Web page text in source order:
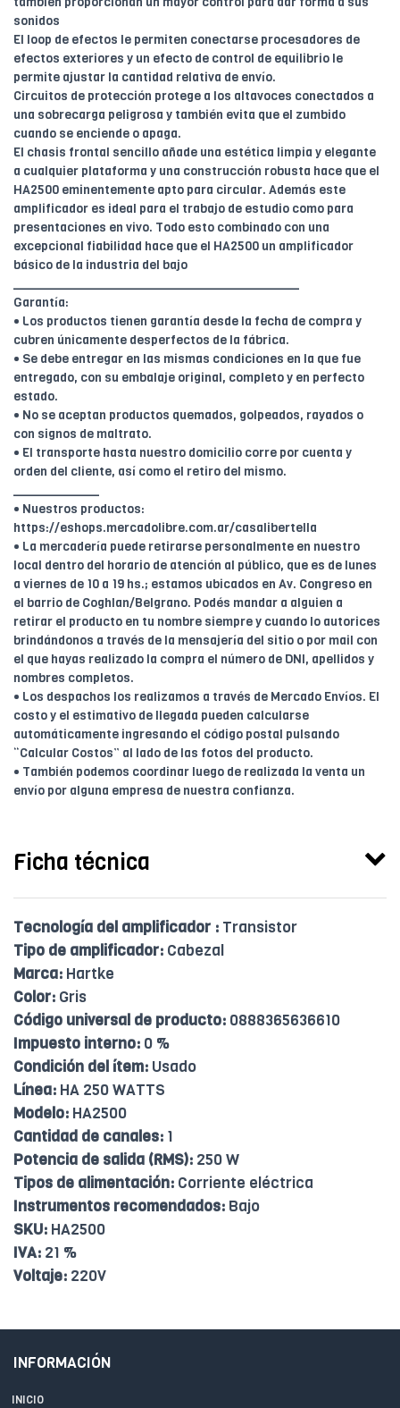
sonidos
El loop de efectos le permiten conectarse procesadores de
efectos exteriores y un efecto de control de equilibrio le
permite ajustar la cantidad relativa de envío.
Circuitos de protección protege a los altavoces conectados a
una sobrecarga peligrosa y también evita que el zumbido
cuando se enciende o apaga.
El chasis frontal sencillo añade una estética limpia y elegante
a cualquier plataforma y una construcción robusta hace que el
HA2500 eminentemente apto para circular. Además este
amplificador es ideal para el trabajo de estudio como para
presentaciones en vivo. Todo esto combinado con una
excepcional fiabilidad hace que el HA2500 un amplificador
básico de la industria del bajo
Garantía:
• Los productos tienen garantía desde la fecha de compra y
cubren únicamente desperfectos de la fábrica.
• Se debe entregar en las mismas condiciones en la que fue
entregado, con su embalaje original, completo y en perfecto
estado.
• No se aceptan productos quemados, golpeados, rayados o
con signos de maltrato.
• El transporte hasta nuestro domicilio corre por cuenta y
orden del cliente, así como el retiro del mismo.
• Nuestros productos:
https://eshops.mercadolibre.com.ar/casalibertella
• La mercadería puede retirarse personalmente en nuestro
local dentro del horario de atención al público, que es de lunes
a viernes de 10 a 19 hs.; estamos ubicados en Av. Congreso en
el barrio de Coghlan/Belgrano. Podés mandar a alguien a
retirar el producto en tu nombre siempre y cuando lo autorices
brindándonos a través de la mensajería del sitio o por mail con
el que hayas realizado la compra el número de DNI, apellidos y
nombres completos.
• Los despachos los realizamos a través de Mercado Envíos. El
costo y el estimativo de llegada pueden calcularse
automáticamente ingresando el código postal pulsando
“Calcular Costos” al lado de las fotos del producto.
• También podemos coordinar luego de realizada la venta un
envío por alguna empresa de nuestra confianza.
Ficha técnica
Tecnología del amplificador : Transistor
Tipo de amplificador: Cabezal
Marca: Hartke
Color: Gris
Código universal de producto: 0888365636610
Impuesto interno: 0 %
Condición del ítem: Usado
Línea: HA 250 WATTS
Modelo: HA2500
Cantidad de canales: 1
Potencia de salida (RMS): 250 W
Tipos de alimentación: Corriente eléctrica
Instrumentos recomendados: Bajo
SKU: HA2500
IVA: 21 %
Voltaje: 220V
INFORMACIÓN
INICIO